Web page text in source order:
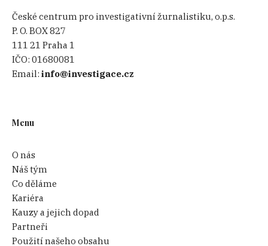
České centrum pro investigativní žurnalistiku, o.p.s.
P. O. BOX 827
111 21 Praha 1
IČO:01680081
Email:info@investigace.cz
Menu
O nás
Náš tým
Co děláme
Kariéra
Kauzy a jejich dopad
Partneři
Použití našeho obsahu